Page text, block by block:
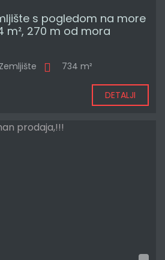
s pogledom na more
m², 270 m od mora
Zemljište 734 m²
DETALJI